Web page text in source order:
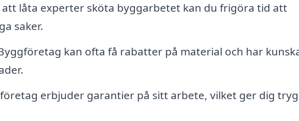
att låta experter sköta byggarbetet kan du frigöra tid att
saker.
kan ofta få rabatter på material och har
erbjuder garantier på sitt arbete, vilket ger dig